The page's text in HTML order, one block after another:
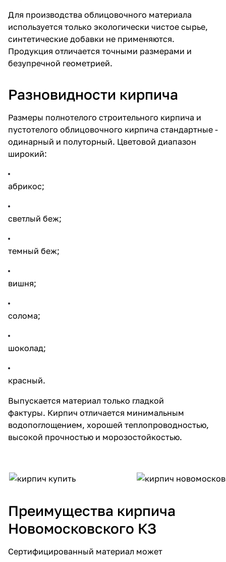
Для производства облицовочного материала
используется только экологически чистое сырье,
синтетические добавки не применяются.
Продукция отличается точными размерами и
безупречной геометрией.
Разновидности кирпича
Размеры полнотелого строительного кирпича и
пустотелого облицовочного кирпича стандартные -
одинарный и полуторный. Цветовой диапазон
широкий:
абрикос;
светлый беж;
темный беж;
вишня;
солома;
шоколад;
красный.
Выпускается материал только гладкой
фактуры. Кирпич отличается минимальным
водопоглощением, хорошей теплопроводностью,
высокой прочностью и морозостойкостью.
Преимущества кирпича
Новомосковского КЗ
Сертифицированный материал может